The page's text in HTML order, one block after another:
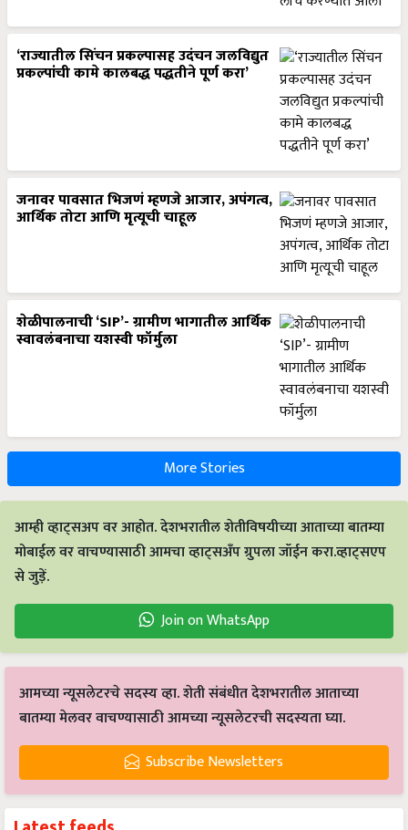
‘राज्यातील सिंचन प्रकल्पासह उदंचन जलविद्युत
प्रकल्पांची कामे कालबद्ध पद्धतीने पूर्ण करा’
जनावर पावसात भिजणं म्हणजे आजार, अपंगत्व,
आर्थिक तोटा आणि मृत्यूची चाहूल
शेळीपालनाची ‘SIP’- ग्रामीण भागातील आर्थिक
स्वावलंबनाचा यशस्वी फॉर्मुला
More Stories
आम्ही व्हाट्सअप वर आहोत. देशभरातील शेतीविषयीच्या आताच्या बातम्या
मोबाईल वर वाचण्यासाठी आमचा व्हाट्सअँप ग्रुपला जॉईन करा.व्हाट्सएप
से जुड़ें.
Join on WhatsApp
आमच्या न्यूसलेटरचे सदस्य व्हा. शेती संबंधीत देशभरातील आताच्या
बातम्या मेलवर वाचण्यासाठी आमच्या न्यूसलेटरची सदस्यता घ्या.
Subscribe Newsletters